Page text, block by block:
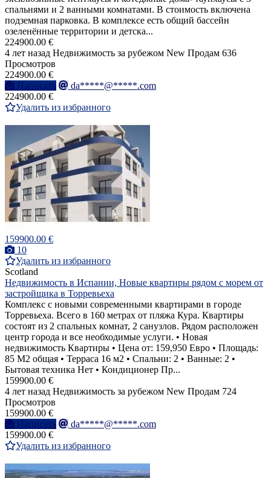
спальнями и 2 ванными комнатами. В стоимость включена
подземная парковка. В комплексе есть общий бассейн
озеленённые территории и детска...
224900.00 €
4 лет назад Недвижимость за рубежом New Продам 636
Просмотров
224900.00 €
Написать
da*****@*****.com
224900.00 €
Удалить из избранного
159900.00 €
10
Удалить из избранного
Scotland
Недвижимость в Испании, Новые квартиры рядом с морем от
застройщика в Торревьеха
Комплекс с новыми современными квартирами в городе
Торревьеха. Всего в 160 метрах от пляжа Кура. Квартиры
состоят из 2 спальных комнат, 2 санузлов. Рядом расположен
центр города и все необходимые услуги. • Новая
недвижимость Квартиры • Цена от: 159,950 Евро • Площадь:
85 M2 общая • Терраса 16 м2 • Спальни: 2 • Ванные: 2 •
Бытовая техника Нет • Кондиционер Пр...
159900.00 €
4 лет назад Недвижимость за рубежом New Продам 724
Просмотров
159900.00 €
Написать
da*****@*****.com
159900.00 €
Удалить из избранного